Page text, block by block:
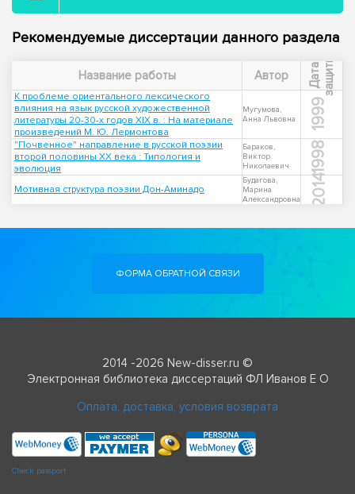
Рекомендуемые диссертации данного раздела
Название работы Автор Д
а
т
а
з
а
щ
и
т ы
К проблеме ориентального лексического
влияния на язык русской художественной
литературы 20-30-х годов XIX в. : На материале
произведений М. Ю. Лермонтова
Мугумова,
Анна Львовна
1999
"Почвенное" направление в русской поэзии
второй половины XX века : Типология и
эволюция
Бараков,
Виктор
Николаевич
1998
Мотивная структура поэзии Дон-Аминадо
Будагова,
Марина
Александровна
2014
ФОРМА ОБРАТНОЙ СВЯЗИ
2014 -2026 New-disser.ru ©
Электронная библиотека диссертаций ФЛ Иванов Е О
Оплата, доставка, условия возврата
Check passport